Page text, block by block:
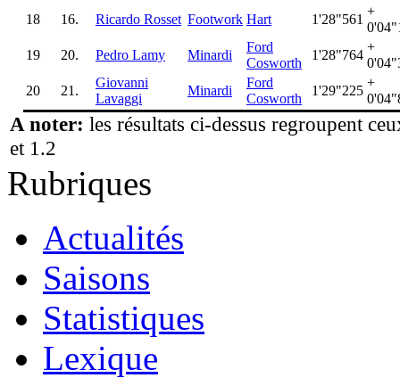
18
16. Ricardo Rosset Footwork Hart 1'28"561
+
19
20. Pedro Lamy Minardi
Ford
Cosworth
1'28"764
+
20
21.
Giovanni
Lavaggi
Minardi
Ford
Cosworth
1'29"225
+
A noter: les résultats ci-dessus regroupent
et 1.2
Rubriques
Actualités
Saisons
Statistiques
Lexique